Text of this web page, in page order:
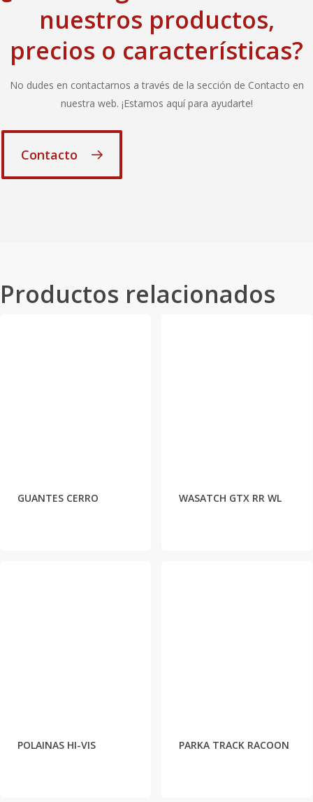
nuestros productos,
precios o características?
No dudes en contactarnos a través de la sección de Contacto en
nuestra web. ¡Estamos aquí para ayudarte!
Contacto
Productos relacionados
GUANTES CERRO WASATCH GTX RR WL
POLAINAS HI-VIS PARKA TRACK RACOON